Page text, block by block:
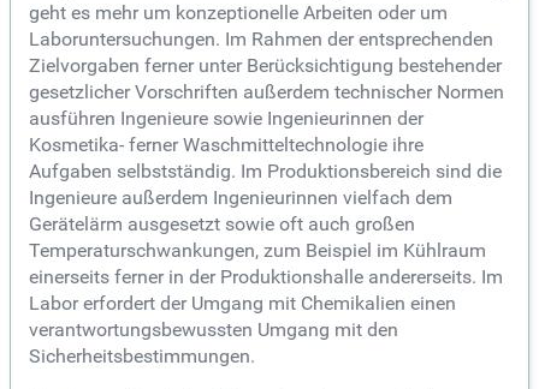
geht es mehr um konzeptionelle Arbeiten oder um
Laboruntersuchungen. Im Rahmen der entsprechenden
Zielvorgaben ferner unter Berücksichtigung bestehender
gesetzlicher Vorschriften außerdem technischer Normen
ausführen Ingenieure sowie Ingenieurinnen der
Kosmetika- ferner Waschmitteltechnologie ihre
Aufgaben selbstständig. Im Produktionsbereich sind die
Ingenieure außerdem Ingenieurinnen vielfach dem
Gerätelärm ausgesetzt sowie oft auch großen
Temperaturschwankungen, zum Beispiel im Kühlraum
einerseits ferner in der Produktionshalle andererseits. Im
Labor erfordert der Umgang mit Chemikalien einen
verantwortungsbewussten Umgang mit den
Sicherheitsbestimmungen.